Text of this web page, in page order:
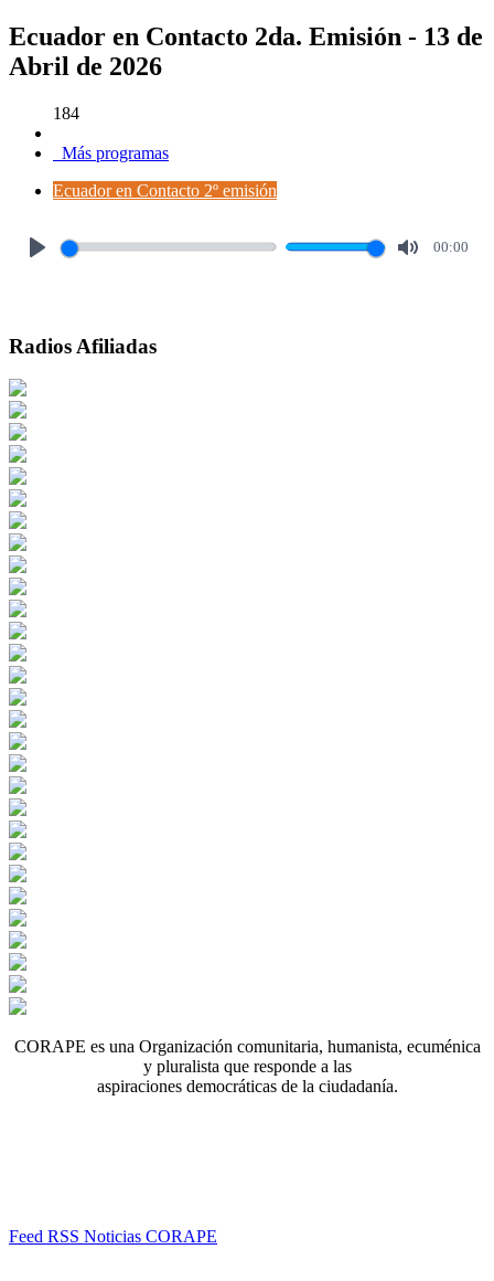
Ecuador en Contacto 2da. Emisión - 13 de
Abril de 2026
184
Más programas
Ecuador en Contacto 2º emisión
00:00
Radios Afiliadas
CORAPE es una Organización comunitaria, humanista, ecuménica
y pluralista que responde a las
aspiraciones democráticas de la ciudadanía.
Feed RSS Noticias CORAPE